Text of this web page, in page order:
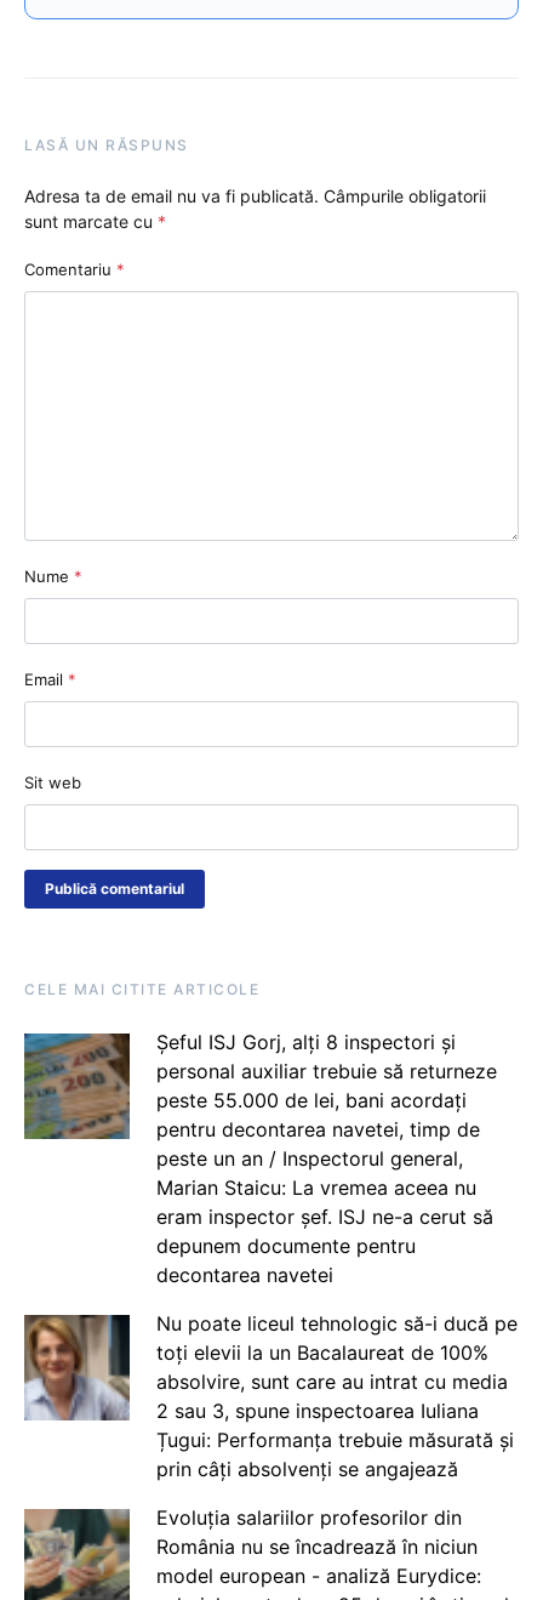
LASĂ UN RĂSPUNS
Adresa ta de email nu va fi publicată. Câmpurile obligatorii
sunt marcate cu *
Comentariu *
Nume *
Email *
Sit web
CELE MAI CITITE ARTICOLE
Șeful ISJ Gorj, alți 8 inspectori și
personal auxiliar trebuie să returneze
peste 55.000 de lei, bani acordați
pentru decontarea navetei, timp de
peste un an / Inspectorul general,
Marian Staicu: La vremea aceea nu
eram inspector șef. ISJ ne-a cerut să
depunem documente pentru
decontarea navetei
Nu poate liceul tehnologic să-i ducă pe
toți elevii la un Bacalaureat de 100%
absolvire, sunt care au intrat cu media
2 sau 3, spune inspectoarea Iuliana
Țugui: Performanța trebuie măsurată și
prin câți absolvenți se angajează
Evoluția salariilor profesorilor din
România nu se încadrează în niciun
model european - analiză Eurydice: